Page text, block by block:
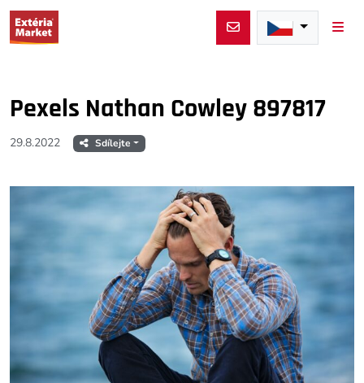
Pexels Nathan Cowley 897817
29.8.2022 Sdílejte